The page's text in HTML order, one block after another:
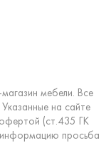
мебели. Все
на сайте
офертой (ст.435 ГК
просьба